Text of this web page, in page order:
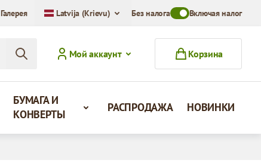
Галерея Latvija (Krievu) Без налогаToggle VAT Mode
Включая налог
Мой аккаунт
Корзина
БУМАГА И
КОНВЕРТЫ
РАСПРОДАЖА НОВИНКИ